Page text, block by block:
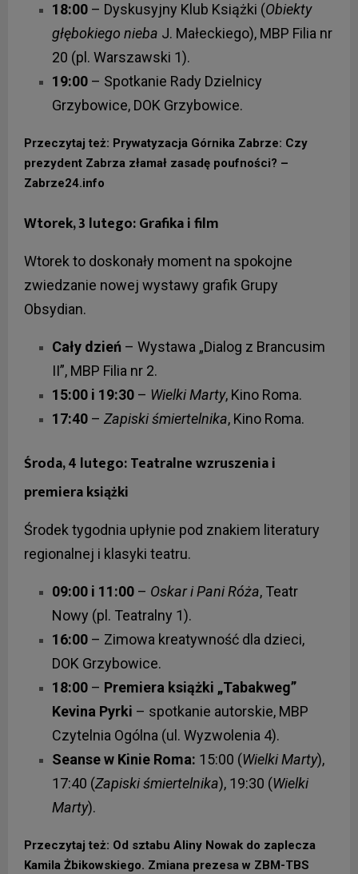
18:00 – Dyskusyjny Klub Książki (Obiekty
głębokiego nieba J. Małeckiego), MBP Filia nr
20 (pl. Warszawski 1).
19:00 – Spotkanie Rady Dzielnicy
Grzybowice, DOK Grzybowice.
Przeczytaj też: Prywatyzacja Górnika Zabrze: Czy
prezydent Zabrza złamał zasadę poufności? –
Zabrze24.info
Wtorek, 3 lutego: Grafika i film
Wtorek to doskonały moment na spokojne
zwiedzanie nowej wystawy grafik Grupy
Obsydian.
Cały dzień – Wystawa „Dialog z Brancusim
II”, MBP Filia nr 2.
15:00 i 19:30 – Wielki Marty, Kino Roma.
17:40 – Zapiski śmiertelnika, Kino Roma.
Środa, 4 lutego: Teatralne wzruszenia i
premiera książki
Środek tygodnia upłynie pod znakiem literatury
regionalnej i klasyki teatru.
09:00 i 11:00 – Oskar i Pani Róża, Teatr
Nowy (pl. Teatralny 1).
16:00 – Zimowa kreatywność dla dzieci,
DOK Grzybowice.
18:00 – Premiera książki „Tabakweg”
Kevina Pyrki – spotkanie autorskie, MBP
Czytelnia Ogólna (ul. Wyzwolenia 4).
Seanse w Kinie Roma: 15:00 (Wielki Marty),
17:40 (Zapiski śmiertelnika), 19:30 (Wielki
Marty).
Przeczytaj też: Od sztabu Aliny Nowak do zaplecza
Kamila Żbikowskiego. Zmiana prezesa w ZBM-TBS